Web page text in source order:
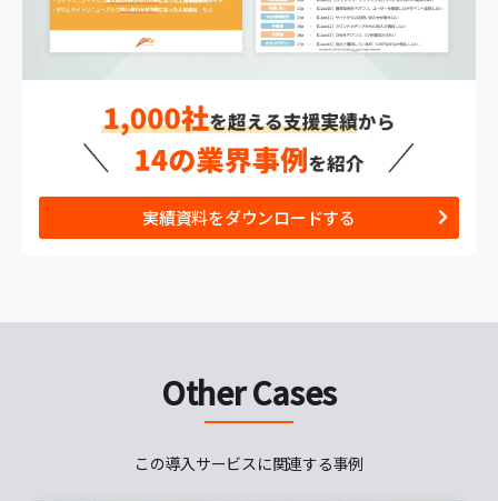
実績資料をダウンロードする
Other Cases
この導入サービスに関連する事例